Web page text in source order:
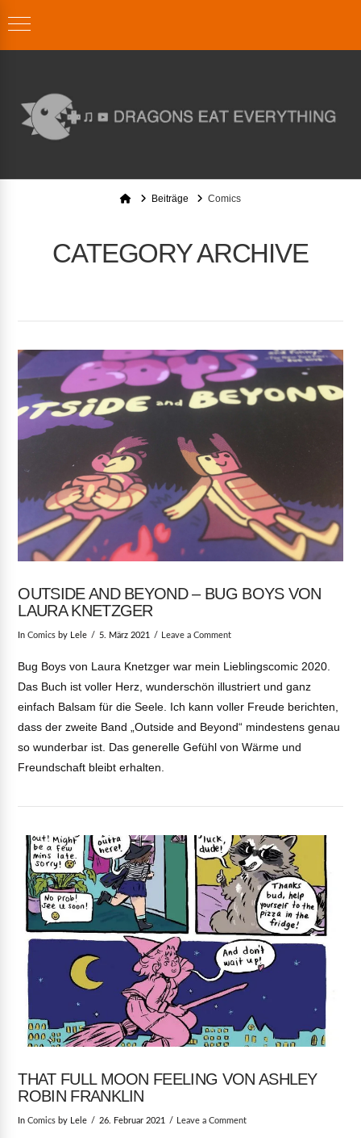
HomeBeiträge Comics
CATEGORY ARCHIVE
VIEW POST
OUTSIDE AND BEYOND – BUG BOYS VON
LAURA KNETZGER
InComics by Lele 5. März 2021 Leave a Comment
Bug Boys von Laura Knetzger war mein Lieblingscomic 2020.
Das Buch ist voller Herz, wunderschön illustriert und ganz
einfach Balsam für die Seele. Ich kann voller Freude berichten,
dass der zweite Band „Outside and Beyond“ mindestens genau
so wunderbar ist. Das generelle Gefühl von Wärme und
Freundschaft bleibt erhalten.
THAT FULL MOON FEELING VON ASHLEY
ROBIN FRANKLIN
InComics by Lele 26. Februar 2021 Leave a Comment